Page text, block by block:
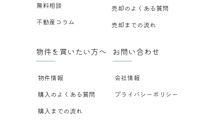
無料相談
不動産コラム
売却のよくある質問
売却までの流れ
物件を買いたい方へ
物件情報
購入のよくある質問
購入までの流れ
お問い合わせ
会社情報
プライバシーポリシー